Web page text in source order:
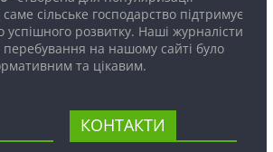
сільське господарство підтримує
успішного розвитку. Наші журналісти
на нашому сайті було
та цікавим.
КОНТАКТИ